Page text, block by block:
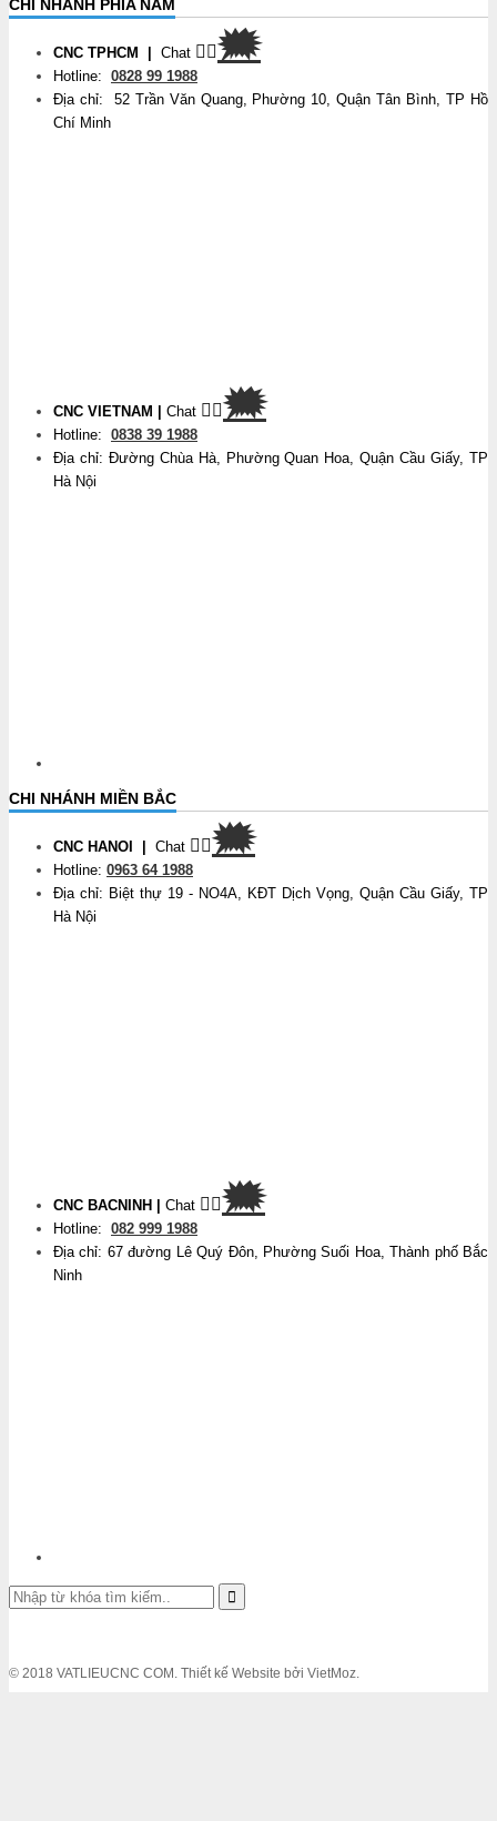
CHI NHÁNH PHÍA NAM
CNC TPHCM | Chat 👉🏽🗯
Hotline: 0828 99 1988
Địa chỉ: 52 Trần Văn Quang, Phường 10, Quận Tân Bình, TP Hồ
Chí Minh
CNC VIETNAM | Chat 👉🏽🗯
Hotline: 0838 39 1988
Địa chỉ: Đường Chùa Hà, Phường Quan Hoa, Quận Cầu Giấy, TP
Hà Nội
CHI NHÁNH MIỀN BẮC
CNC HANOI | Chat 👉🏽🗯
Hotline: 0963 64 1988
Địa chỉ: Biệt thự 19 - NO4A, KĐT Dịch Vọng, Quận Cầu Giấy, TP
Hà Nội
CNC BACNINH | Chat 👉🏽🗯
Hotline: 082 999 1988
Địa chỉ: 67 đường Lê Quý Đôn, Phường Suối Hoa, Thành phố Bắc
Ninh
© 2018 VATLIEUCNC COM. Thiết kế Website bởi VietMoz.